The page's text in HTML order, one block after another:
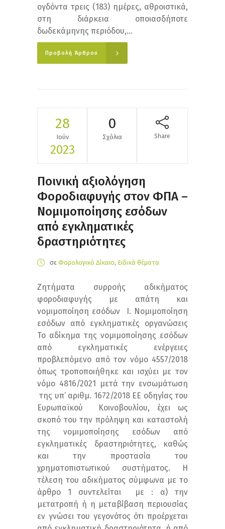
ογδόντα τρεις (183) ημέρες, αθροιστικά,
στη διάρκεια οποιασδήποτε
δωδεκάμηνης περιόδου,...
Προβολή Άρθρου
28
Ιούν
2023
0
Σχόλια Share
Ποινική αξιολόγηση
Φοροδιαφυγής στον ΦΠΑ –
Νομιμοποίησης εσόδων
από εγκληματικές
δραστηριότητες
σε Φορολογικό Δίκαιο, Ειδικά θέματα
Ζητήματα συρροής αδικήματος
φοροδιαφυγής με απάτη και
νομιμοποίηση εσόδων I. Νομιμοποίηση
εσόδων από εγκληματικές οργανώσεις
Το αδίκημα της νομιμοποίησης εσόδων
από εγκληματικές ενέργειες
προβλεπόμενο από τον νόμο 4557/2018
όπως τροποποιήθηκε και ισχύει με τον
νόμο 4816/2021 μετά την ενσωμάτωση
της υπ’ αριθμ. 1672/2018 ΕΕ οδηγίας του
Ευρωπαϊκού Κοινοβουλίου, έχει ως
σκοπό του την πρόληψη και καταστολή
της νομιμοποίησης εσόδων από
εγκληματικές δραστηριότητες, καθώς
και την προστασία του
χρηματοπιστωτικού συστήματος. Η
τέλεση του αδικήματος σύμφωνα με το
άρθρο 1 συντελείται με : α) την
μετατροπή ή η μεταβίβαση περιουσίας
εν γνώσει του γεγονότος ότι προέρχεται